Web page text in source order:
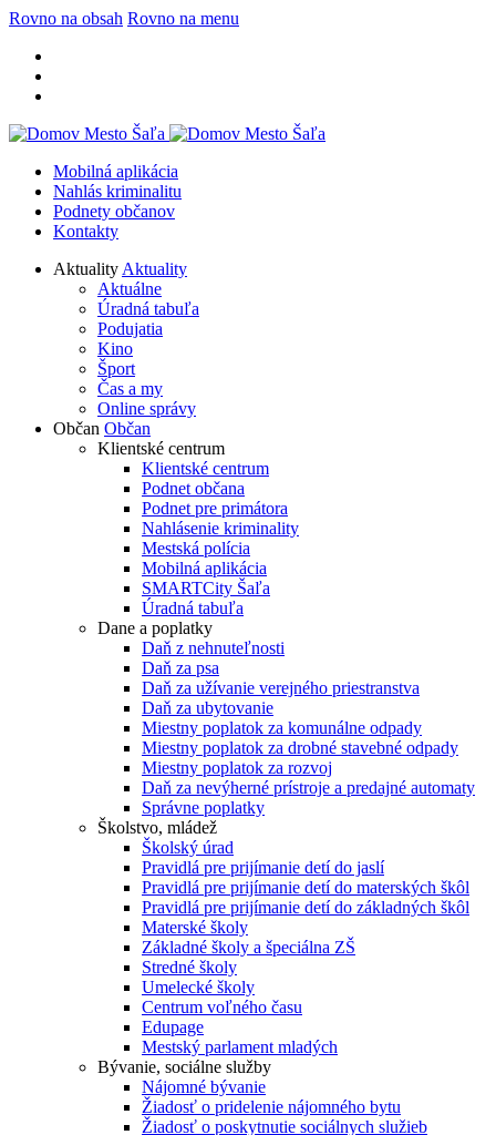
Rovno na obsah Rovno na menu
Mobilná aplikácia
Nahlás kriminalitu
Podnety občanov
Kontakty
Aktuality Aktuality
Aktuálne
Úradná tabuľa
Podujatia
Kino
Šport
Čas a my
Online správy
Občan Občan
Klientské centrum
Klientské centrum
Podnet občana
Podnet pre primátora
Nahlásenie kriminality
Mestská polícia
Mobilná aplikácia
SMARTCity Šaľa
Úradná tabuľa
Dane a poplatky
Daň z nehnuteľnosti
Daň za psa
Daň za užívanie verejného priestranstva
Daň za ubytovanie
Miestny poplatok za komunálne odpady
Miestny poplatok za drobné stavebné odpady
Miestny poplatok za rozvoj
Daň za nevýherné prístroje a predajné automaty
Správne poplatky
Školstvo, mládež
Školský úrad
Pravidlá pre prijímanie detí do jaslí
Pravidlá pre prijímanie detí do materských škôl
Pravidlá pre prijímanie detí do základných škôl
Materské školy
Základné školy a špeciálna ZŠ
Stredné školy
Umelecké školy
Centrum voľného času
Edupage
Mestský parlament mladých
Bývanie, sociálne služby
Nájomné bývanie
Žiadosť o pridelenie nájomného bytu
Žiadosť o poskytnutie sociálnych služieb